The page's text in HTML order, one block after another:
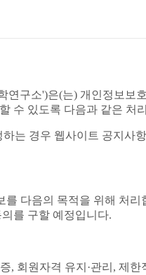
연구소')은(는) 개인정보보
수 있도록 다음과 같은 처
는 경우 웹사이트 공지사
다음의 목적을 위해 처
를 구할 예정입니다.
, 회원자격 유지·관리, 제